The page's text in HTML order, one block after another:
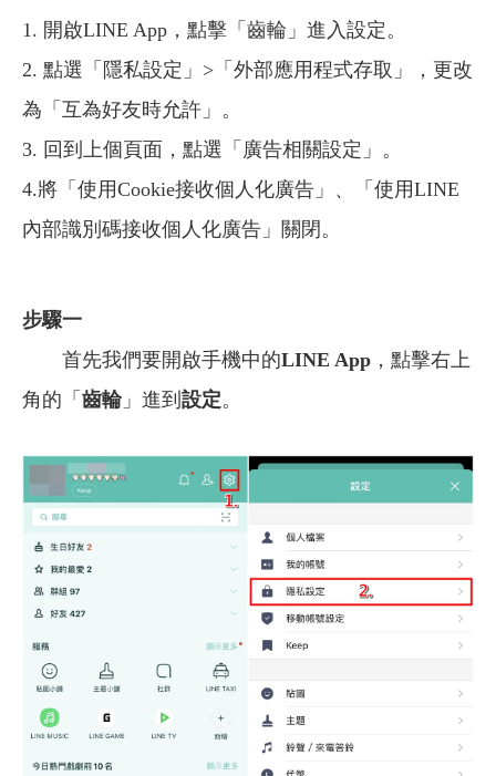
1. 開啟LINE App，點擊「齒輪」進入設定。
2. 點選「隱私設定」>「外部應用程式存取」，更改
為「互為好友時允許」。
3. 回到上個頁面，點選「廣告相關設定」。
4.將「使用Cookie接收個人化廣告」、「使用LINE
內部識別碼接收個人化廣告」關閉。
步驟一
首先我們要開啟手機中的LINE App ，點擊右上
角的「 齒輪」進到 設定。